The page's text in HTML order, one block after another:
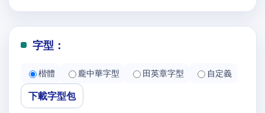
字型：
楷體 龐中華字型 田英章字型 自定義
下載字型包